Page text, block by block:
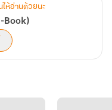
ให้อ่านด้วยนะ
Book)